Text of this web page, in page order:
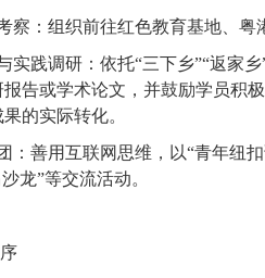
察： 组织前往红色教育基地、粤
实践调研： 依托“三下乡”“返家乡
告或学术论文，并鼓励学员积
的实际转化。
： 善用互联网思维，以“青年纽
龙”等交流活动。